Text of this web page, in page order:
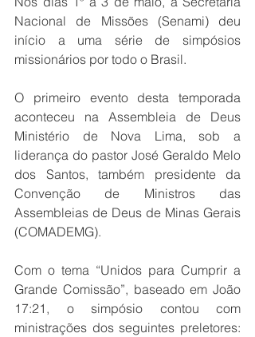
Nacional de Missões (Senami) deu
início a uma série de simpósios
missionários por todo o Brasil.
O primeiro evento desta temporada
aconteceu na Assembleia de Deus
Ministério de Nova Lima, sob a
liderança do pastor José Geraldo Melo
dos Santos, também presidente da
Convenção de Ministros das
Assembleias de Deus de Minas Gerais
(COMADEMG).
Com o tema “Unidos para Cumprir a
Grande Comissão”, baseado em João
17:21, o simpósio contou com
ministrações dos seguintes preletores: